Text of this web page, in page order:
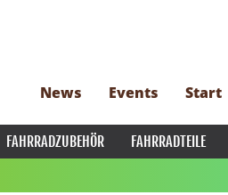
News Events Start
FAHRRADZUBEHÖR FAHRRADTEILE